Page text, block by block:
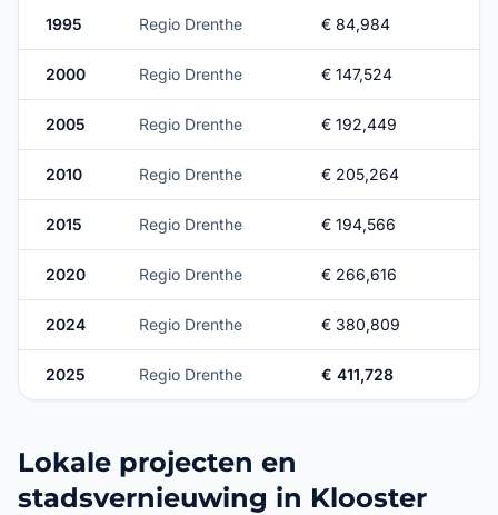
1995 Regio Drenthe € 84,984
2000 Regio Drenthe € 147,524
2005 Regio Drenthe € 192,449
2010 Regio Drenthe € 205,264
2015 Regio Drenthe € 194,566
2020 Regio Drenthe € 266,616
2024 Regio Drenthe € 380,809
2025 Regio Drenthe € 411,728
Lokale projecten en
stadsvernieuwing in Klooster